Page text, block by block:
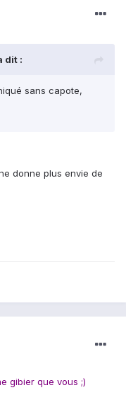
dit :
sans capote,
donne plus envie de
gibier que vous ;)